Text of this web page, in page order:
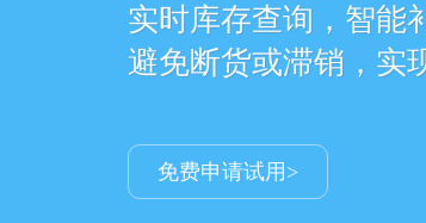
会员360度画像，精
减少会员留失，更多
免费申请试用>